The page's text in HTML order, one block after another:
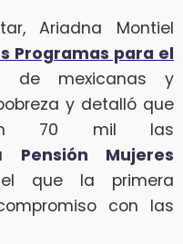
Ariadna Montiel
Programas para el
de mexicanas y
y detalló que
70 mil las
Pensión Mujeres
que la primera
con las